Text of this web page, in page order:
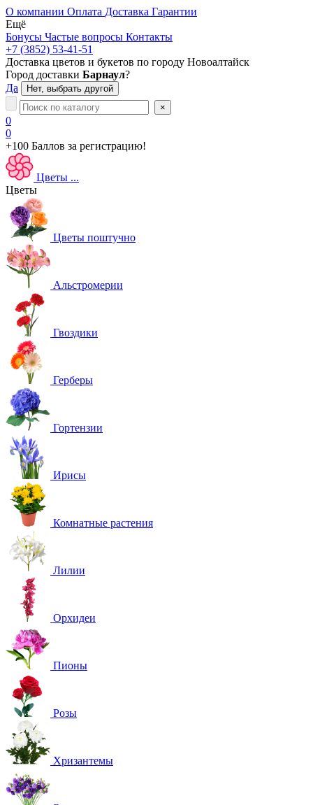
О компании Оплата Доставка Гарантии
Ещё
Бонусы Частые вопросы Контакты
+7 (3852) 53-41-51
Доставка цветов и букетов по городу Новоалтайск
Город доставки Барнаул?
Да
Нет, выбрать другой
×
0
0
+100 Баллов за регистрацию!
Цветы ...
Цветы
Цветы поштучно
Альстромерии
Гвоздики
Герберы
Гортензии
Ирисы
Комнатные растения
Лилии
Орхидеи
Пионы
Розы
Хризантемы